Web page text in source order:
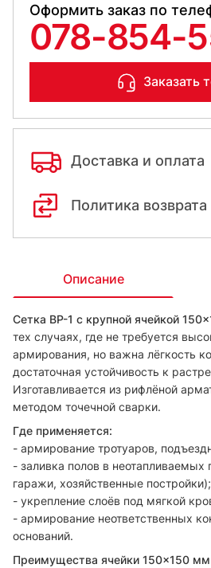
Оформить заказ по
078-854-
Заказать
Доставка и оплата
Политика возврата
Описание
Сетка ВР-1 с крупной ячейкой
тех случаях, где не требуется
армирования, но важна лёгкость
достаточная устойчивость к
Изготавливается из рифлёной
методом точечной сварки.
Где применяется:
- армирование тротуаров,
- заливка полов в
гаражи, хозяйственные постройки);
- укрепление слоёв под мягкой
- армирование неответственных
оснований.
Преимущества ячейки 150×150